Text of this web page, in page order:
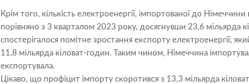
Крім того, кількість електроенергії, імпортованої до
порівняно з 3 кварталом 2023 року, досягнувши 23,6 мільярда
спостерігалося помітне зростання експорту електроенергії,
11,8 мільярда кіловат-годин. Таким чином, Німеччина
експортувала.
Цікаво, що профіцит імпорту скоротився з 13,3 мільярда